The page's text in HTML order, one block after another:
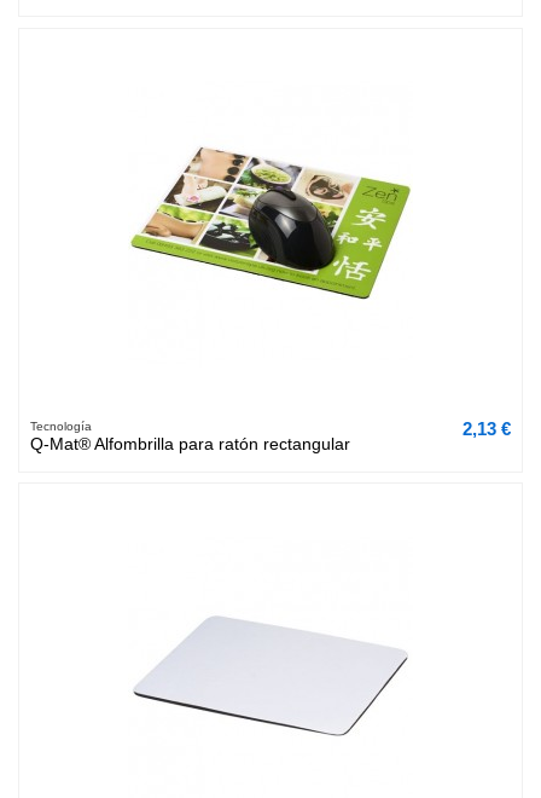
Tecnología
Q-Mat® Alfombrilla para ratón rectangular
2,13 €